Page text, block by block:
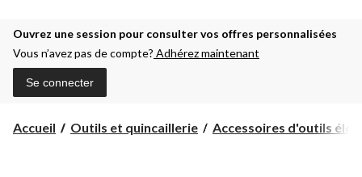
Ouvrez une session pour consulter vos offres personnalisées
Vous n’avez pas de compte? Adhérez maintenant
Se connecter
Accueil Outils et quincaillerie Accessoires d'outils